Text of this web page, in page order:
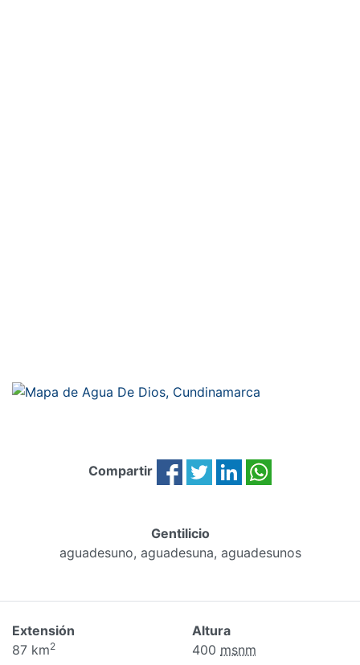
Compartir
Gentilicio
aguadesuno, aguadesuna, aguadesunos
Extensión
87 km2
Altura
400 msnm